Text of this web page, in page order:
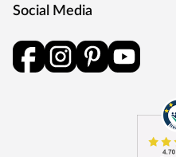
Social Media